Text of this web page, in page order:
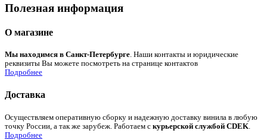
Полезная информация
О магазине
Мы находимся в Санкт-Петербурге. Наши контакты и юридические
реквизиты Вы можете посмотреть на странице контактов
Подробнее
Доставка
Осуществляем оперативную сборку и надежную доставку винила в любую
точку России, а так же зарубеж. Работаем с курьерской службой CDEK
Подробнее